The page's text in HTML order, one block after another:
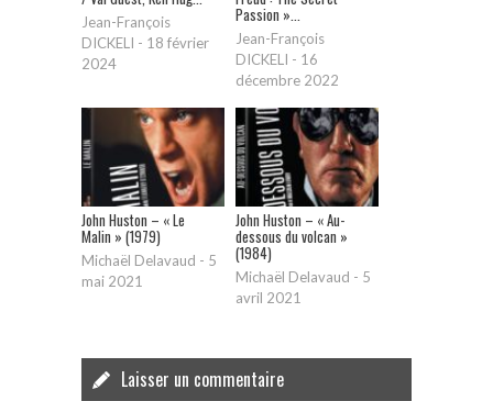
Jean-François
DICKELI - 18 février
2024
Passion »...
Jean-François
DICKELI - 16
décembre 2022
John Huston – « Le
Malin » (1979)
Michaël Delavaud - 5
mai 2021
John Huston – « Au-
dessous du volcan »
(1984)
Michaël Delavaud - 5
avril 2021
Laisser un commentaire